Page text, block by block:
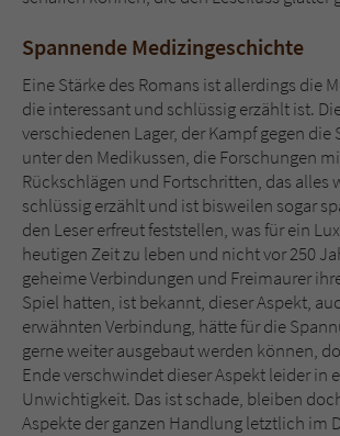
Spannende Medizingeschichte
Eine Stärke des Romans ist allerdings die
die interessant und schlüssig erzählt ist.
verschiedenen Lager, der Kampf gegen die
unter den Medikussen, die Forschungen
Rückschlägen und Fortschritten, das alles
schlüssig erzählt und ist bisweilen sogar
den Leser erfreut feststellen, was für ein
heutigen Zeit zu leben und nicht vor 250
geheime Verbindungen und Freimaurer
Spiel hatten, ist bekannt, dieser Aspekt,
erwähnten Verbindung, hätte für die
gerne weiter ausgebaut werden können,
Ende verschwindet dieser Aspekt leider in
Unwichtigkeit. Das ist schade, bleiben
Aspekte der ganzen Handlung letztlich im